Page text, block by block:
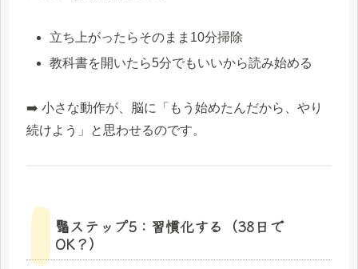
立ち上がったらそのまま10分掃除
教科書を開いたら5分でもいいから読み始める
➡️ 小さな動作が、脳に「もう始めたんだから、やり
続けよう」と思わせるのです。
🔢ステップ5：習慣化する（38日で
OK？）